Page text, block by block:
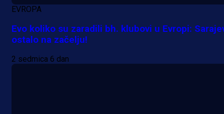
EVROPA
Evo koliko su zaradili bh. klubovi u Evropi:
ostalo na začelju!
2 sedmica 6 dan